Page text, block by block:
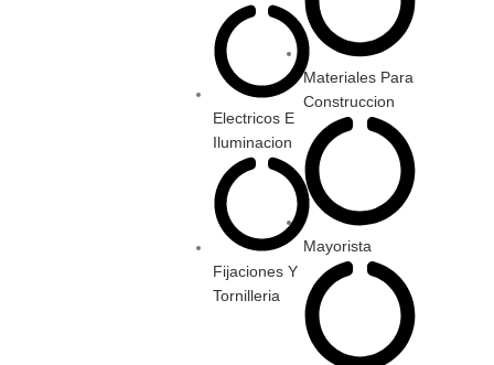
Electricos E
Iluminacion
Fijaciones Y
Tornilleria
Materiales Para
Construccion
Mayorista